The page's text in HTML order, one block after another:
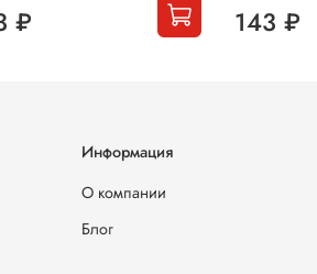
₽ 143 ₽
Информация
О компании
Блог